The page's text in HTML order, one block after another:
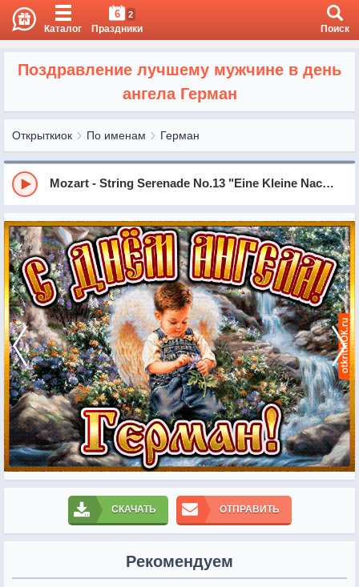
Каталог
6 2
Праздники Поиск
Поздравление лучшему мужчине в день
ангела Герман
Открыткиок По именам Герман
Mozart - String Serenade No.13 "Eine Kleine Nachtmusik" in G Major, KV525
СКАЧАТЬ ОТПРАВИТЬ
Рекомендуем